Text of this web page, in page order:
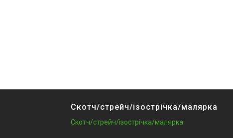
Скотч/стрейч/ізострічка/малярка
Скотч/стрейч/ізострічка/малярка